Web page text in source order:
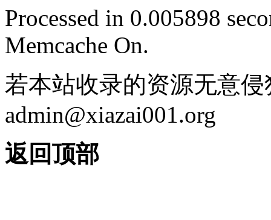
Processed in 0.005898
Memcache On.
若本站收录的资源无意
admin@xiazai001.org
返回顶部